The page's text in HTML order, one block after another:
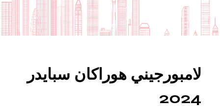
لامبورجيني هوراكان سبايدر
2024